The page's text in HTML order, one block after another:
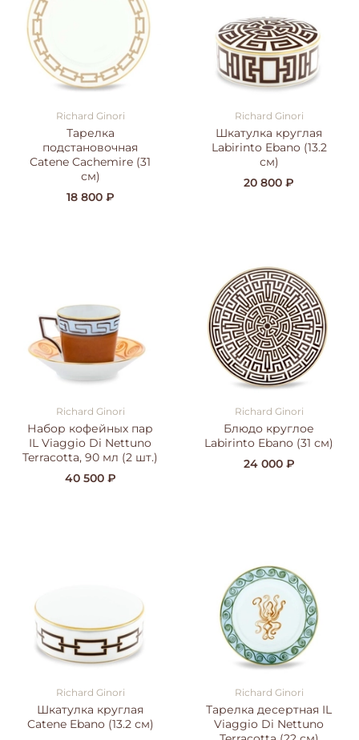
Richard Ginori
Тарелка
подстановочная
Catene Cachemire (31
см)
18 800 ₽
Richard Ginori
Шкатулка круглая
Labirinto Ebano (13.2
см)
20 800 ₽
Richard Ginori
Набор кофейных пар
IL Viaggio Di Nettuno
Terracotta, 90 мл (2 шт.)
40 500 ₽
Richard Ginori
Блюдо круглое
Labirinto Ebano (31 см)
24 000 ₽
Richard Ginori
Шкатулка круглая
Catene Ebano (13.2 см)
Richard Ginori
Тарелка десертная IL
Viaggio Di Nettuno